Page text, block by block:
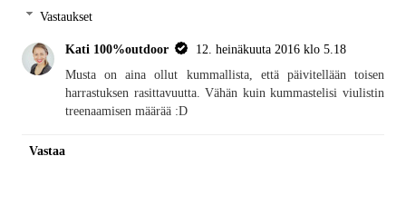
Vastaukset
Kati 100%outdoor
12. heinäkuuta 2016 klo 5.18
Musta on aina ollut kummallista, että päivitellään toisen
harrastuksen rasittavuutta. Vähän kuin kummastelisi viulistin
treenaamisen määrää :D
Vastaa